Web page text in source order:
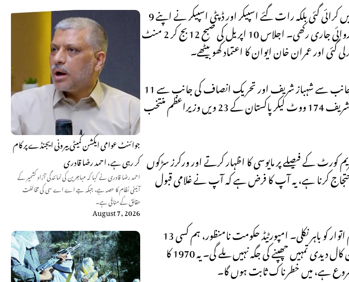
جوائنٹ عوامی ایکشن کمیٹی بیرونی ایجنڈے پر کام
کر رہی ہے، احمد رضا قادری
احمد رضا قادری نے کہا کہ مہاجرین کی نمائندگی آزاد کشمیر کے
آئینی نظام کا حصہ ہے، جبکہ جے اے اے سی کی مخالفت
حقائق کے منافی ہے۔
August 7, 2026
9 اپریل کو بھی سپریم کورٹ کے حکم کے خلاف قومی اسمبلی میں تحریک عدم اعتماد پر ووٹنگ نہیں کرائی گئی بلکہ رات گئے اسپیکر اور ڈپٹی اسپیکر نے اپنے
عہدوں سے استعفیٰ دیدیا۔ پھر ایاز صادق نے پینل آف چیئرمین کی حیثیت سے اجلاس کی کارروائی جاری رکھی۔ اجلاس 10 اپریل کی صبح 12 بج کر 2 منٹ
11 اپریل 2022 کو نئے وزیراعظم کے انتخاب کے لیے قومی اسمبلی کا اجلاس ہوا۔ اپوزیشن کی جانب سے شہباز شریف اور تحریک انصاف کی جانب سے
شاہ محمود قریشی وزیراعظم کے امیدوار تھے تاہم پی ٹی آئی کی جانب سے بائیکاٹ کے بعد شہباز شریف 174 ووٹ لیکر پاکستان کے 23 ویں وزیراعظم منتخب
میں سپریم کورٹ کے فیصلے پر مایوسی کا اظہار کرتے اور ورکرز سڑکوں
کرنا ہے، یہ آپ کا فرض ہے کہ آپ نے غلامی قبول
13 اپریل 2022 کو پشاور میں وزارتِ عظمیٰ سے محرومی کے بعد پہلے جلسہ عام میں کہا تھا پوری قوم اتوار کو باہر نکلی۔ امپورٹیڈ حکومت نامنظور، ہم کسی
بیغیرت حکومت کو نہیں مانتے۔ غیرت مند عوام کو بیغیرتوں کے خلاف کھڑا کروں گا۔ جس دن کال دیدی تمہیں چھپنے کی جگہ نہیں ملے گی۔ یہ 1970 کا
ہے، میں خطرناک ثابت ہوں گا۔